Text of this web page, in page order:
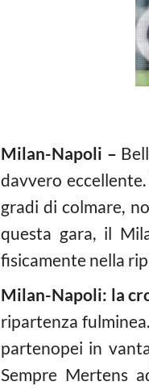
Milan-Napoli –
davvero
gradi di colmare,
questa gara, il
fisicamente nella
Milan-Napoli: la
ripartenza
partenopei in
Sempre Mertens